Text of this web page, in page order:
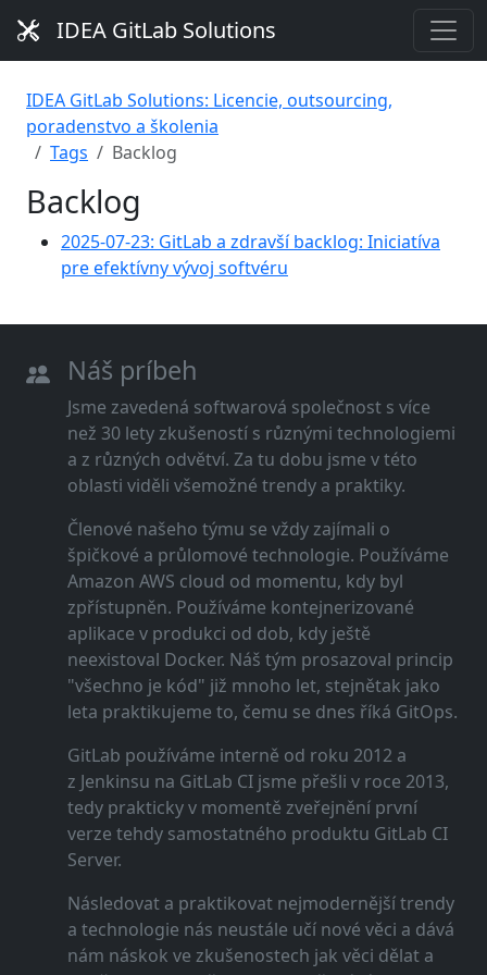
IDEA GitLab Solutions
IDEA GitLab Solutions: Licencie, outsourcing,
poradenstvo a školenia
Tags
Backlog
Backlog
2025-07-23: GitLab a zdravší backlog: Iniciatíva
pre efektívny vývoj softvéru
Náš príbeh
Jsme zavedená softwarová společnost s více
než 30 lety zkušeností s různými technologiemi
a z různých odvětví. Za tu dobu jsme v této
oblasti viděli všemožné trendy a praktiky.
Členové našeho týmu se vždy zajímali o
špičkové a průlomové technologie. Používáme
Amazon AWS cloud od momentu, kdy byl
zpřístupněn. Používáme kontejnerizované
aplikace v produkci od dob, kdy ještě
neexistoval Docker. Náš tým prosazoval princip
"všechno je kód" již mnoho let, stejnětak jako
leta praktikujeme to, čemu se dnes říká GitOps.
GitLab používáme interně od roku 2012 a
z Jenkinsu na GitLab CI jsme přešli v roce 2013,
tedy prakticky v momentě zveřejnění první
verze tehdy samostatného produktu GitLab CI
Server.
Následovat a praktikovat nejmodernější trendy
a technologie nás neustále učí nové věci a dává
nám náskok ve zkušenostech jak věci dělat a